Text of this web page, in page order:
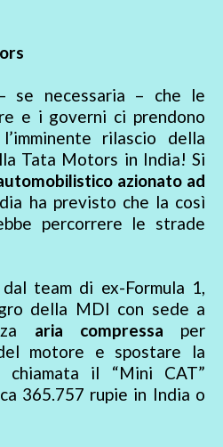
se necessaria – che le
e i governi ci prendono
rilascio della
Tata Motors in India! Si
azionato ad
ha previsto che la così
percorrere le strade
dal team di ex-Formula 1,
della MDI con sede a
aria compressa per
motore e spostare la
chiamata il “Mini CAT”
365.757 rupie in India o